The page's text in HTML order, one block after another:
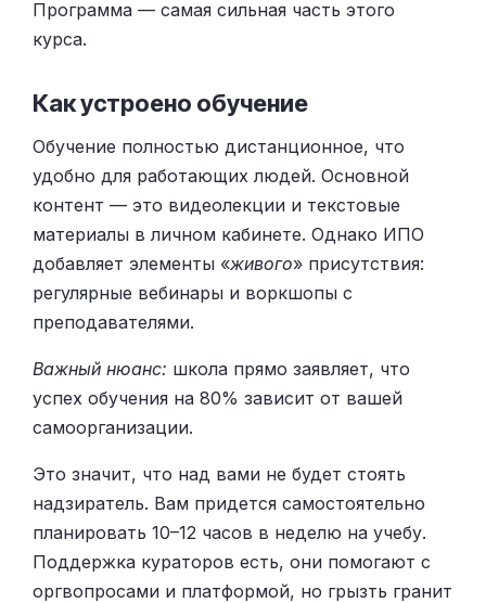
Программа — самая сильная часть этого
курса.
Как устроено обучение
Обучение полностью дистанционное, что
удобно для работающих людей. Основной
контент — это видеолекции и текстовые
материалы в личном кабинете. Однако ИПО
добавляет элементы «живого» присутствия:
регулярные вебинары и воркшопы с
преподавателями.
Важный нюанс: школа прямо заявляет, что
успех обучения на 80% зависит от вашей
самоорганизации.
Это значит, что над вами не будет стоять
надзиратель. Вам придется самостоятельно
планировать 10–12 часов в неделю на учебу.
Поддержка кураторов есть, они помогают с
оргвопросами и платформой, но грызть гранит